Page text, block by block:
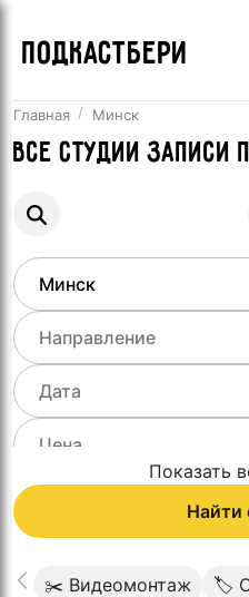
ПОДКАСТБЕРИ
Главная Минск
ВсеСтудии записи
Показать
Найти
✂️ Видеомонтаж 🏷